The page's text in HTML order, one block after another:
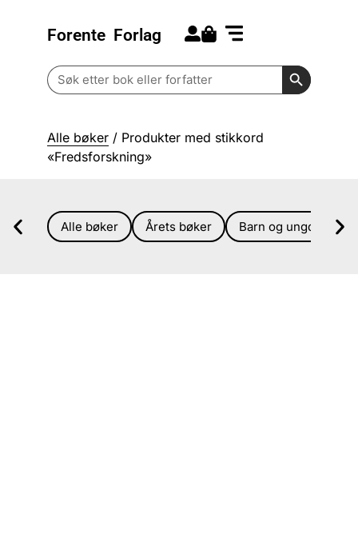
Forente Forlag
Search
for:
Search
Alle bøker / Produkter med stikkord
«Fredsforskning»
Alle bøker Årets bøker Barn og ungdom